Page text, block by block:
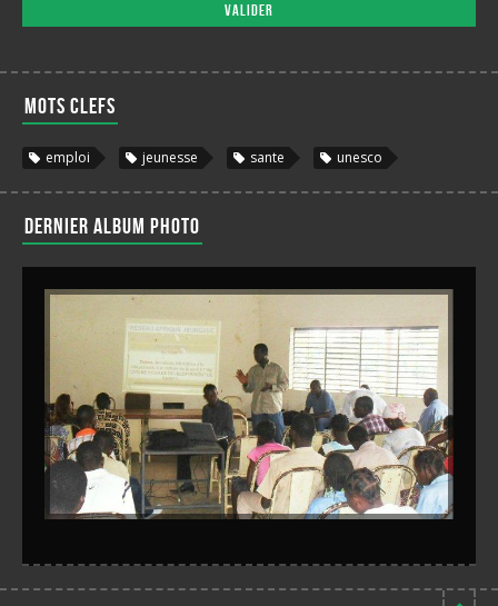
Valider
Mots clefs
emploi jeunesse sante unesco
Dernier album photo